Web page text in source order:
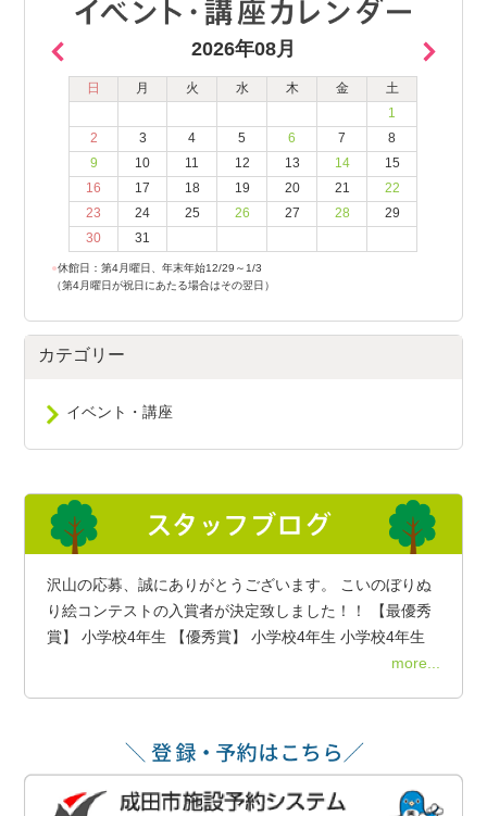
2026年08月
日 月 火 水 木 金
土
1
2
3 4 5 6 7
8
9
10 11 12 13 14
15
16
17 18 19 20 21
22
23
24 25 26 27 28
29
30
31
●休館日：第4月曜日、年末年始12/29～1/3
（第4月曜日が祝日にあたる場合はその翌日）
カテゴリー
イベント・講座
沢山の応募、誠にありがとうございます。 こいのぼりぬ
り絵コンテストの入賞者が決定致しました！！ 【最優秀
賞】 小学校4年生 【優秀賞】 小学校4年生 小学校4年生
more...